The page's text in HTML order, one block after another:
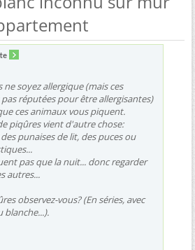
soyez allergique (mais ces
réputées pour être allergisantes)
ces animaux vous piquent.
piqûres vient d'autre chose:
punaises de lit, des puces ou
pas que la nuit... donc regarder
autres...
observez-vous? (En séries, avec
blanche...).